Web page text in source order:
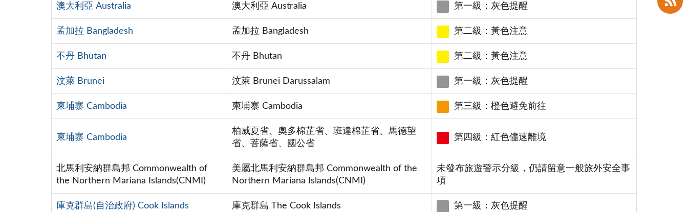
澳大利亞 Australia 澳大利亞 Australia 第一級：灰色提醒
孟加拉 Bangladesh 孟加拉 Bangladesh 第二級：黃色注意
不丹 Bhutan 不丹 Bhutan 第二級：黃色注意
汶萊 Brunei 汶萊 Brunei Darussalam 第一級：灰色提醒
柬埔寨 Cambodia 柬埔寨 Cambodia 第三級：橙色避免前往
柬埔寨 Cambodia
柏威夏省、奧多棉芷省、班達棉芷省、馬德望
省、菩薩省、國公省
第四級：紅色儘速離境
北馬利安納群島邦 Commonwealth of
the Northern Mariana Islands(CNMI)
美屬北馬利安納群島邦 Commonwealth of the
Northern Mariana Islands(CNMI)
未發布旅遊警示分級，仍請留意一般旅外安全事
項
庫克群島(自治政府) Cook Islands 庫克群島 The Cook Islands 第一級：灰色提醒